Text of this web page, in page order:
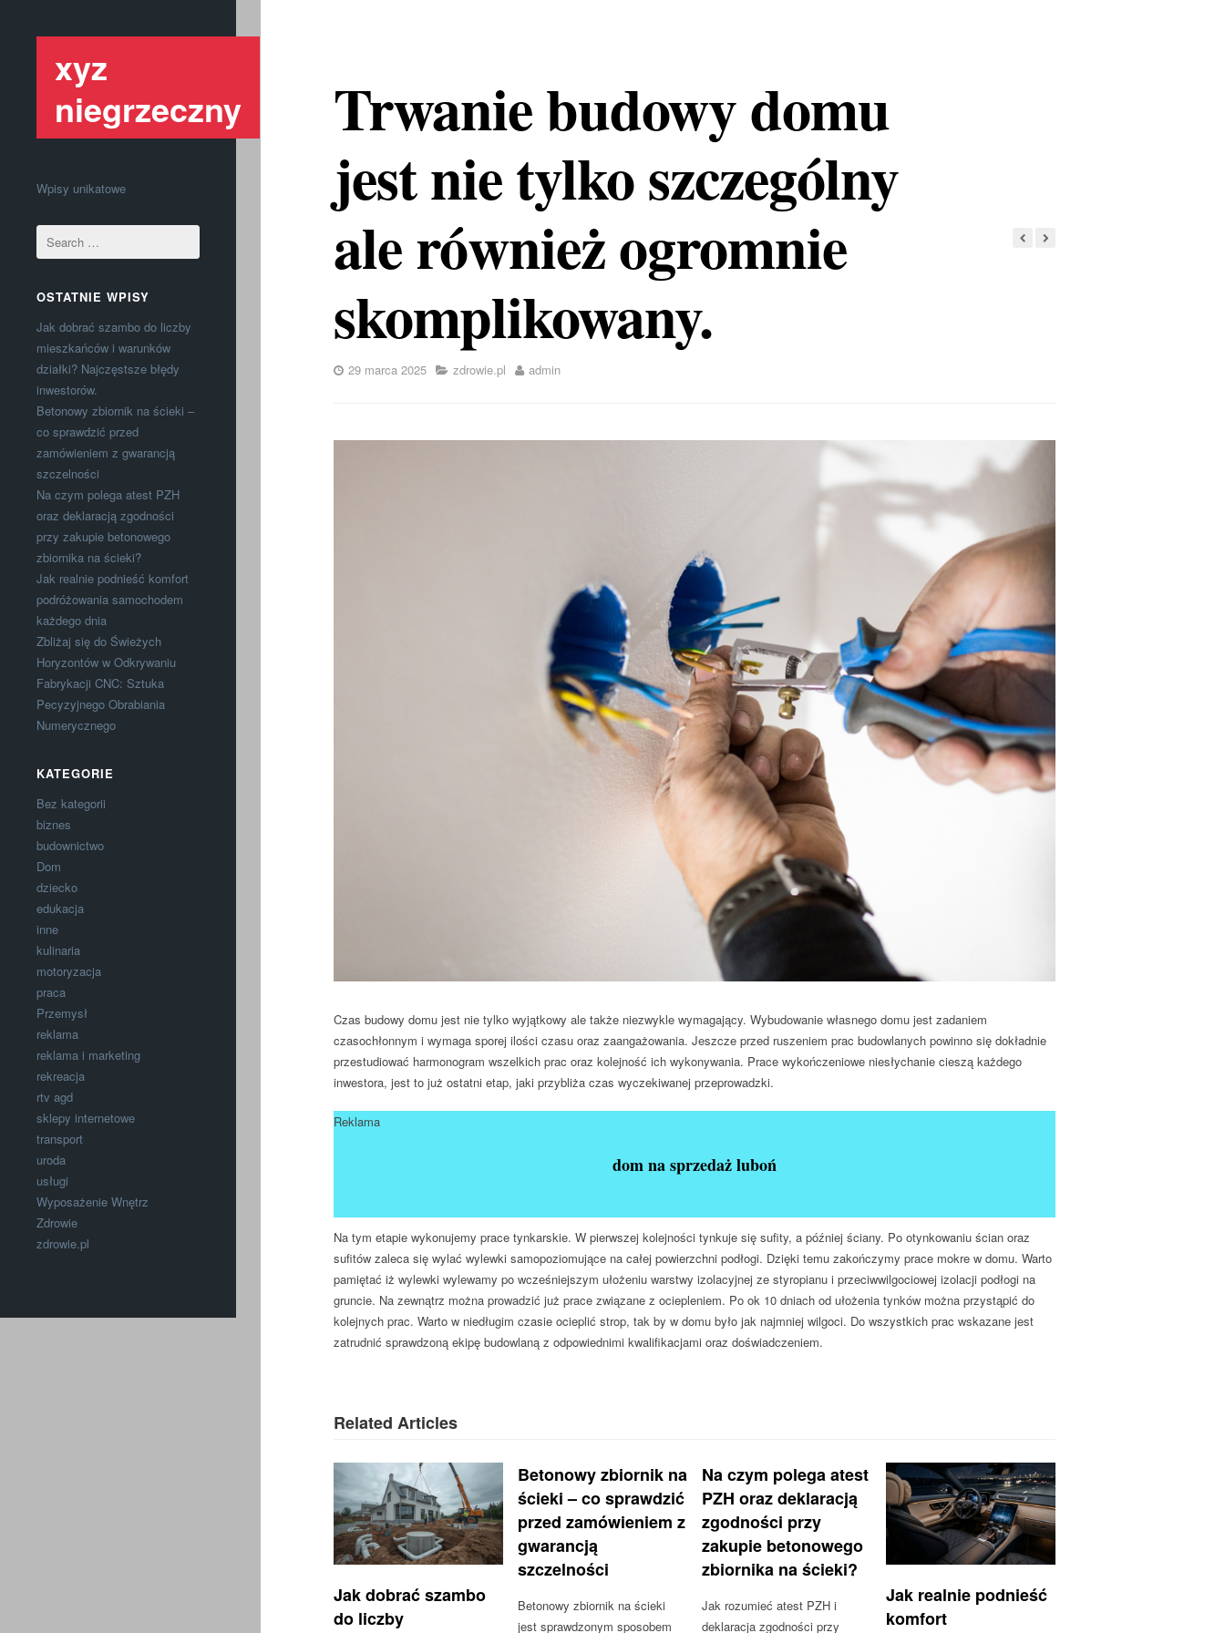
xyz
niegrzeczny
Wpisy unikatowe
OSTATNIE WPISY
Jak dobrać szambo do liczby
mieszkańców i warunków
działki? Najczęstsze błędy
inwestorów.
Betonowy zbiornik na ścieki –
co sprawdzić przed
zamówieniem z gwarancją
szczelności
Na czym polega atest PZH
oraz deklaracją zgodności
przy zakupie betonowego
zbiornika na ścieki?
Jak realnie podnieść komfort
podróżowania samochodem
każdego dnia
Zbliżaj się do Świeżych
Horyzontów w Odkrywaniu
Fabrykacji CNC: Sztuka
Pecyzyjnego Obrabiania
Numerycznego
KATEGORIE
Bez kategorii
biznes
budownictwo
Dom
dziecko
edukacja
inne
kulinaria
motoryzacja
praca
Przemysł
reklama
reklama i marketing
rekreacja
rtv agd
sklepy internetowe
transport
uroda
usługi
Wyposażenie Wnętrz
Zdrowie
zdrowie.pl
Trwanie budowy domu
jest nie tylko szczególny
ale również ogromnie
skomplikowany.
29 marca 2025 zdrowie.pl admin
Czas budowy domu jest nie tylko wyjątkowy ale także niezwykle wymagający. Wybudowanie własnego domu jest zadaniem
czasochłonnym i wymaga sporej ilości czasu oraz zaangażowania. Jeszcze przed ruszeniem prac budowlanych powinno się dokładnie
przestudiować harmonogram wszelkich prac oraz kolejność ich wykonywania. Prace wykończeniowe niesłychanie cieszą każdego
inwestora, jest to już ostatni etap, jaki przybliża czas wyczekiwanej przeprowadzki.
Reklama
dom na sprzedaż luboń
Na tym etapie wykonujemy prace tynkarskie. W pierwszej kolejności tynkuje się sufity, a później ściany. Po otynkowaniu ścian oraz
sufitów zaleca się wylać wylewki samopoziomujące na całej powierzchni podłogi. Dzięki temu zakończymy prace mokre w domu. Warto
pamiętać iż wylewki wylewamy po wcześniejszym ułożeniu warstwy izolacyjnej ze styropianu i przeciwwilgociowej izolacji podłogi na
gruncie. Na zewnątrz można prowadzić już prace związane z ociepleniem. Po ok 10 dniach od ułożenia tynków można przystąpić do
kolejnych prac. Warto w niedługim czasie ocieplić strop, tak by w domu było jak najmniej wilgoci. Do wszystkich prac wskazane jest
zatrudnić sprawdzoną ekipę budowlaną z odpowiednimi kwalifikacjami oraz doświadczeniem.
Related Articles
Jak dobrać szambo
do liczby
Betonowy zbiornik na
ścieki – co sprawdzić
przed zamówieniem z
gwarancją
szczelności
Betonowy zbiornik na ścieki
jest sprawdzonym sposobem
Na czym polega atest
PZH oraz deklaracją
zgodności przy
zakupie betonowego
zbiornika na ścieki?
Jak rozumieć atest PZH i
deklaracja zgodności przy
Jak realnie podnieść
komfort